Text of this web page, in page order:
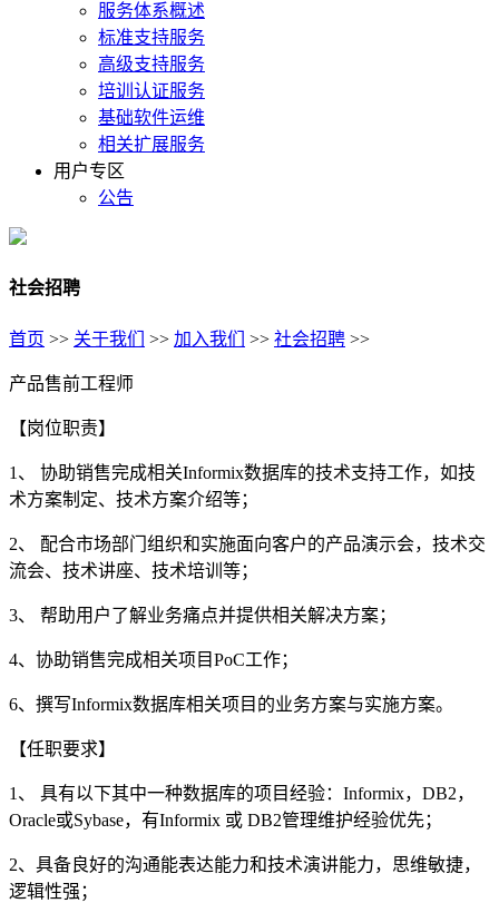
服务体系概述
标准支持服务
高级支持服务
培训认证服务
基础软件运维
相关扩展服务
用户专区
公告
社会招聘
首页 >> 关于我们 >> 加入我们 >> 社会招聘 >>
产品售前工程师
【岗位职责】
1、 协助销售完成相关Informix数据库的技术支持工作，如技
术方案制定、技术方案介绍等；
2、 配合市场部门组织和实施面向客户的产品演示会，技术交
流会、技术讲座、技术培训等；
3、 帮助用户了解业务痛点并提供相关解决方案；
4、协助销售完成相关项目PoC工作；
6、撰写Informix数据库相关项目的业务方案与实施方案。
【任职要求】
1、 具有以下其中一种数据库的项目经验：Informix，DB2，
Oracle或Sybase，有Informix 或 DB2管理维护经验优先；
2、具备良好的沟通能表达能力和技术演讲能力，思维敏捷，
逻辑性强；